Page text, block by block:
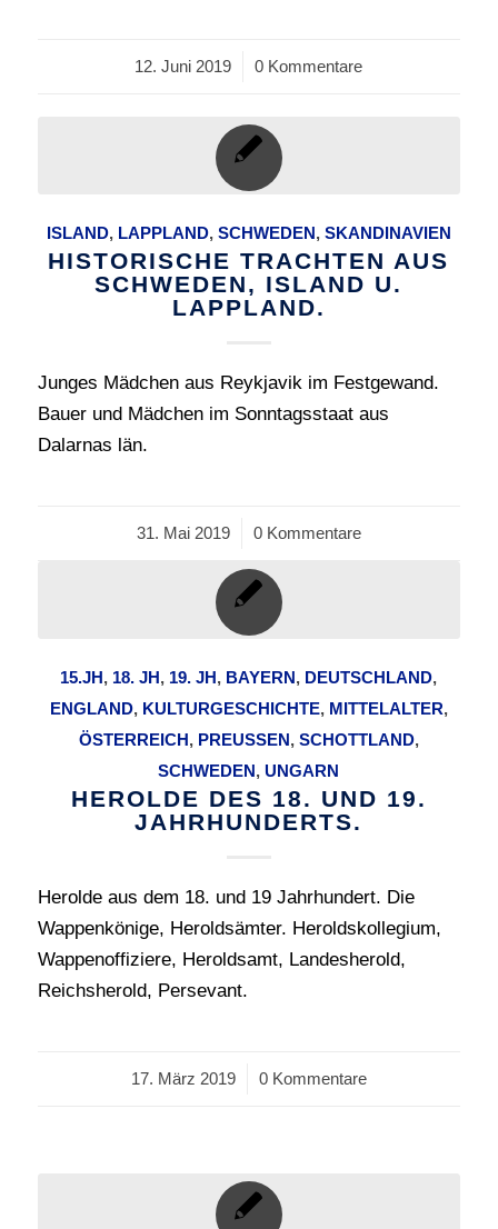
12. Juni 2019
/ 0 Kommentare
ISLAND, LAPPLAND, SCHWEDEN, SKANDINAVIEN
HISTORISCHE TRACHTEN AUS
SCHWEDEN, ISLAND U.
LAPPLAND.
Junges Mädchen aus Reykjavik im Festgewand.
Bauer und Mädchen im Sonntagsstaat aus
Dalarnas län.
31. Mai 2019
/ 0 Kommentare
15.JH, 18. JH, 19. JH, BAYERN, DEUTSCHLAND,
ENGLAND, KULTURGESCHICHTE, MITTELALTER,
ÖSTERREICH, PREUSSEN, SCHOTTLAND,
SCHWEDEN,UNGARN
HEROLDE DES 18. UND 19.
JAHRHUNDERTS.
Herolde aus dem 18. und 19 Jahrhundert. Die
Wappenkönige, Heroldsämter. Heroldskollegium,
Wappenoffiziere, Heroldsamt, Landesherold,
Reichsherold, Persevant.
17. März 2019
/ 0 Kommentare